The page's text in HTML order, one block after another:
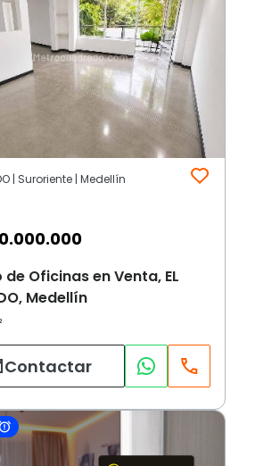
| Suroriente | Medellín
de Oficinas en Venta, EL
Medellín
Contactar